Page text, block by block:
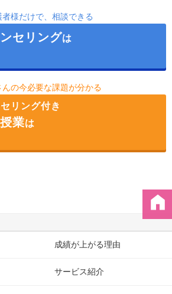
者様だけで、相談できる
セリングは
んの今必要な課題が分かる
リング付き
業は
成績が上がる理由
サービス紹介